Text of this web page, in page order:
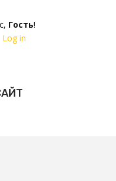
, Гость!
Log in